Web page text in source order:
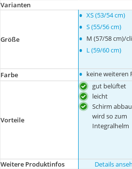
Varianten
Größe
• XS (53/54 cm)
• S (55/56 cm)
• M (57/58 cm)/
• L (59/60 cm)
Farbe • keine weiteren
Vorteile
gut belüftet
leicht
Schirm
wird so zum
Integralhelm
Weitere Produktinfos Details